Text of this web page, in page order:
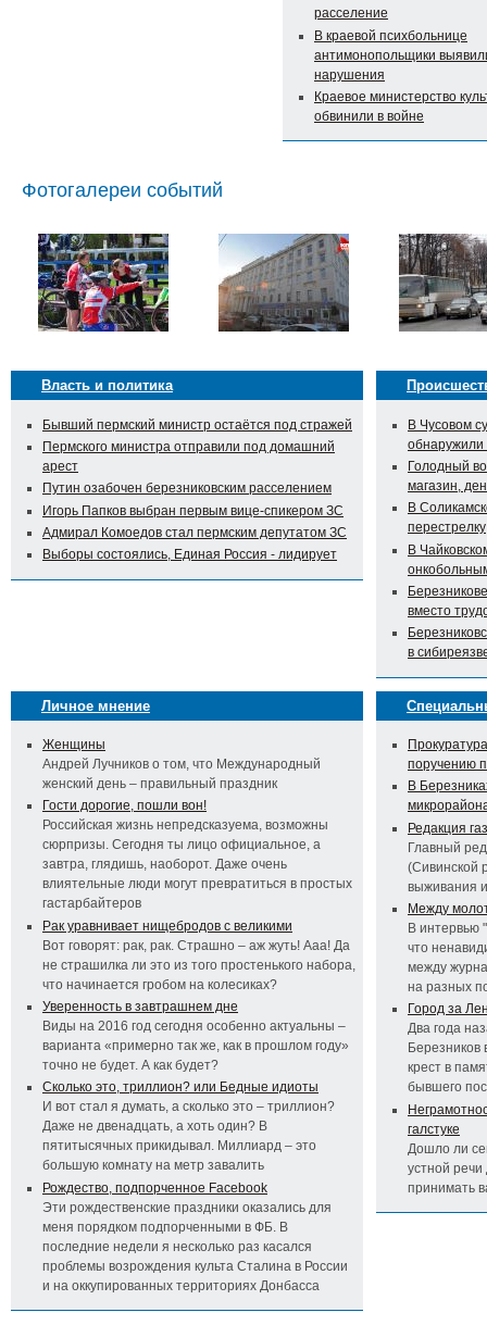
расселение
В краевой психбольнице
антимонопольщики
нарушения
Краевое министерство
обвинили в войне
Фотогалереи событий
Власть и политика
Бывший пермский министр остаётся под стражей
Пермского министра отправили под домашний
арест
Путин озабочен березниковским расселением
Игорь Папков выбран первым вице-спикером ЗС
Адмирал Комоедов стал пермским депутатом ЗС
Выборы состоялись, Единая Россия - лидирует
В Чусовом
Голодный
магазин,
В
перестрелку
В
вместо
в
Личное мнение
Женщины
Андрей Лучников о том, что Международный
женский день – правильный праздник
Гости дорогие, пошли вон!
Российская жизнь непредсказуема, возможны
сюрпризы. Сегодня ты лицо официальное, а
завтра, глядишь, наоборот. Даже очень
влиятельные люди могут превратиться в простых
гастарбайтеров
Рак уравнивает нищебродов с великими
Вот говорят: рак, рак. Страшно – аж жуть! Ааа! Да
не страшилка ли это из того простенького набора,
что начинается гробом на колесиках?
Уверенность в завтрашнем дне
Виды на 2016 год сегодня особенно актуальны –
варианта «примерно так же, как в прошлом году»
точно не будет. А как будет?
Сколько это, триллион? или Бедные идиоты
И вот стал я думать, а сколько это – триллион?
Даже не двенадцать, а хоть один? В
пятитысячных прикидывал. Миллиард – это
большую комнату на метр завалить
Рождество, подпорченное Facebook
Эти рождественские праздники оказались для
меня порядком подпорченными в ФБ. В
последние недели я несколько раз касался
проблемы возрождения культа Сталина в России
и на оккупированных территориях Донбасса
поручению
В
Редакция
Главный
(Сивинской
выживания
Между
В интервью
что
между
на разных
Город за
Два года
Березников
крест в
бывшего
галстуке
Дошло ли
устной речи
принимать